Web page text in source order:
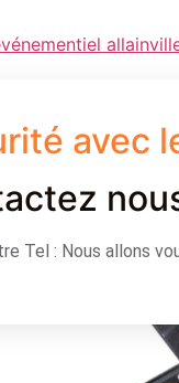
avec
Tel : Nous allons